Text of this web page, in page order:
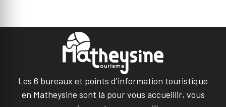
Les 6 bureaux et points d'information touristique
en Matheysine sont là pour vous accueillir, vous